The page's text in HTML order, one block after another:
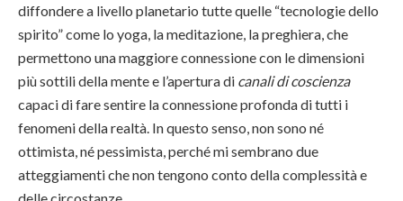
diffondere a livello planetario tutte quelle “tecnologie dello
spirito” come lo yoga, la meditazione, la preghiera, che
permettono una maggiore connessione con le dimensioni
più sottili della mente e l’apertura di canali di coscienza
capaci di fare sentire la connessione profonda di tutti i
fenomeni della realtà. In questo senso, non sono né
ottimista, né pessimista, perché mi sembrano due
atteggiamenti che non tengono conto della complessità e
delle circostanze.